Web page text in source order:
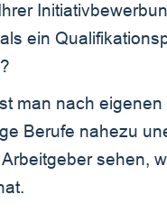
ein
man nach
Berufe nahezu
sehen,